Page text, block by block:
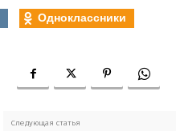
Одноклассники
Следующая статья